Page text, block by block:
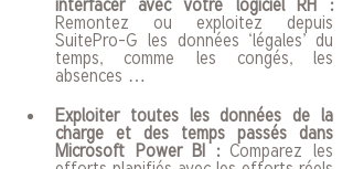
Remontez ou exploitez depuis
SuitePro-G les données ‘légales’ du
temps, comme les congés, les
absences …
Exploiter toutes les données de la
charge et des temps passés dans
Microsoft Power BI : Comparez les